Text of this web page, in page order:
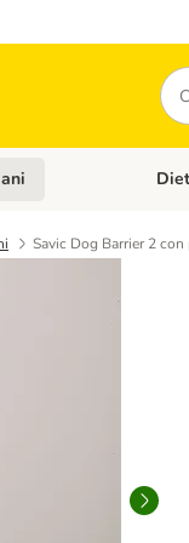
Cerca
Menù Categoria: Gatti
Apri
Savic Dog Barrier 2